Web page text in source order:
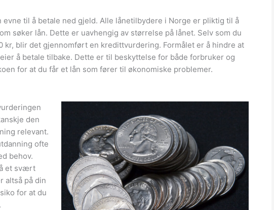
til å betale ned gjeld. Alle lånetilbydere i Norge er pliktig til å
søker lån. Dette er uavhengig av størrelse på lånet. Selv som du
kr, blir det gjennomført en kredittvurdering. Formålet er å hindre at
å betale tilbake. Dette er til beskyttelse for både forbruker og
for at du får et lån som fører til økonomiske problemer.
den
relevant.
ofte
behov.
et svært
altså på din
for at du